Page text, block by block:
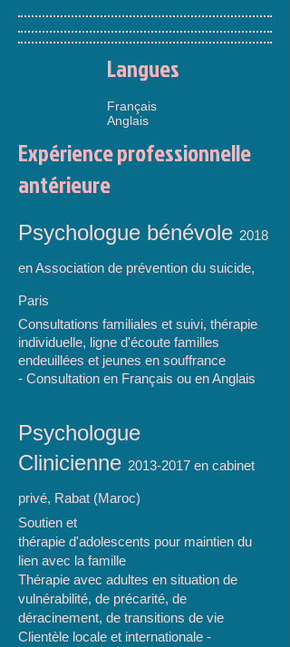
Langues
Français
Anglais
Expérience professionnelle
antérieure
Psychologue bénévole 2018
en Association de prévention du suicide,
Paris
Consultations familiales et suivi, thérapie
individuelle, ligne d'écoute familles
endeuillées et jeunes en souffrance
- Consultation en Français ou en Anglais
Psychologue
Clinicienne 2013-2017 en cabinet
privé, Rabat (Maroc)
Soutien et
thérapie d'adolescents pour maintien du
lien avec la famille
Thérapie avec adultes en situation de
vulnérabilité, de précarité, de
déracinement, de transitions de vie
Clientèle locale et internationale -